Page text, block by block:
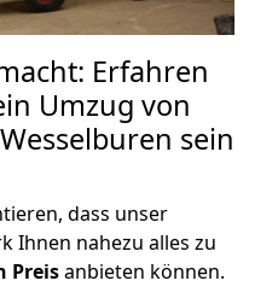
Erfahren
Umzug von
sein
dass unser
Ihnen nahezu alles zu
Preisanbieten können.